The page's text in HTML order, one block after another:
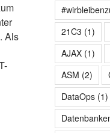
Als
21C3 (1)
AJAX (1)
ASM (2)
DataOps (1)